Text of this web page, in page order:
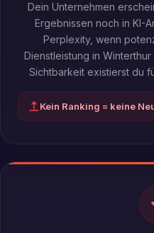
Dein Unternehmen
Ergebnissen noch in KI-
Perplexity, wenn
Dienstleistung in
Sichtbarkeit existierst du
Kein Ranking = keine